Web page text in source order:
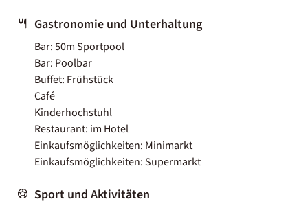
Gastronomie und Unterhaltung
Bar: 50m Sportpool
Bar: Poolbar
Buffet: Frühstück
Café
Kinderhochstuhl
Restaurant: im Hotel
Einkaufsmöglichkeiten: Minimarkt
Einkaufsmöglichkeiten: Supermarkt
Sport und Aktivitäten